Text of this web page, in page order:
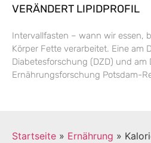
VERÄNDERT LIPIDPROFIL
Intervallfasten – wann wir essen,
Körper Fette verarbeitet. Eine am
Diabetesforschung (DZD) und
Ernährungsforschung Potsdam-
Startseite » Ernährung »